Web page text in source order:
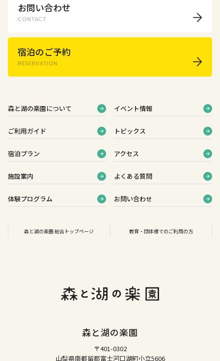
お問い合わせ
CONTACT
宿泊のご予約
RESERVATION
森と湖の楽園について
ご利用ガイド
宿泊プラン
施設案内
体験プログラム
イベント情報
トピックス
アクセス
よくある質問
お問い合わせ
森と湖の楽園 総合トップページ 教育・団体様でのご利用の方
森と湖の楽園
〒401-0302
山梨県南都留郡富士河口湖町小立5606